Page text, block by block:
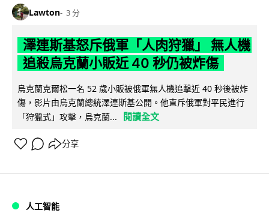
Lawton 3 分
澤連斯基怒斥俄軍「人肉狩獵」 無人機
追殺烏克蘭小販近 40 秒仍被炸傷
烏克蘭克爾松一名 52 歲小販被俄軍無人機追擊近 40 秒後被炸
傷，影片由烏克蘭總統澤連斯基公開。他直斥俄軍對平民進行
「狩獵式」攻擊，烏克蘭...
閱讀全文
分享
人工智能